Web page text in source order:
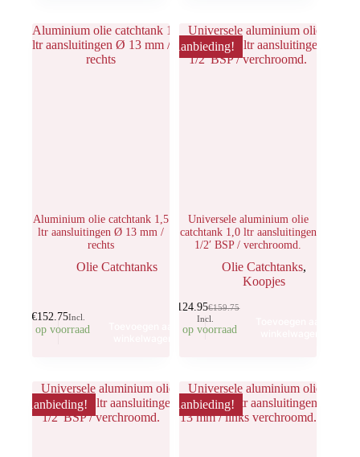
Aluminium olie catchtank 1,5
ltr aansluitingen Ø 13 mm /
rechts
Olie Catchtanks
€152.75Incl.
3 op voorraad
Aanbieding!
Universele aluminium olie
catchtank 1,0 ltr aansluitingen
1/2′ BSP / verchroomd.
Olie Catchtanks,
Koopjes
€159.75
124.95
Incl.
3 op voorraad
Aanbieding! Aanbieding!